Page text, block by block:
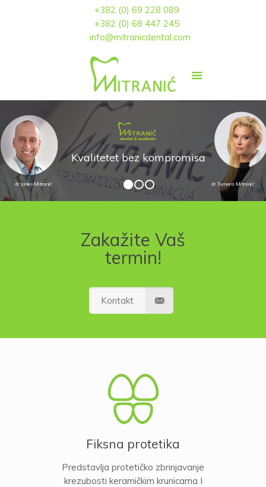
+382 (0) 69 228 089
+382 (0) 68 447 245
info@mitranicdental.com
Kvalitetet bez kompromisa
dr Janko Mitranić dr Tamara Mitranić
Zakažite Vaš
termin!
Kontakt
Fiksna protetika
Predstavlja protetičko zbrinjavanje
krezubosti keramičkim krunicama I